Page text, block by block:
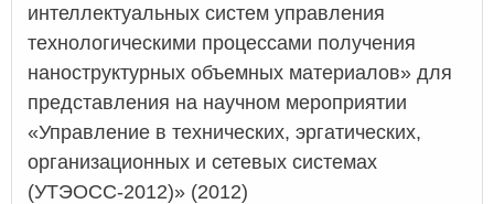
интеллектуальных систем управления
технологическими процессами получения
наноструктурных объемных материалов» для
представления на научном мероприятии
«Управление в технических, эргатических,
организационных и сетевых системах
(УТЭОСС-2012)» (2012)